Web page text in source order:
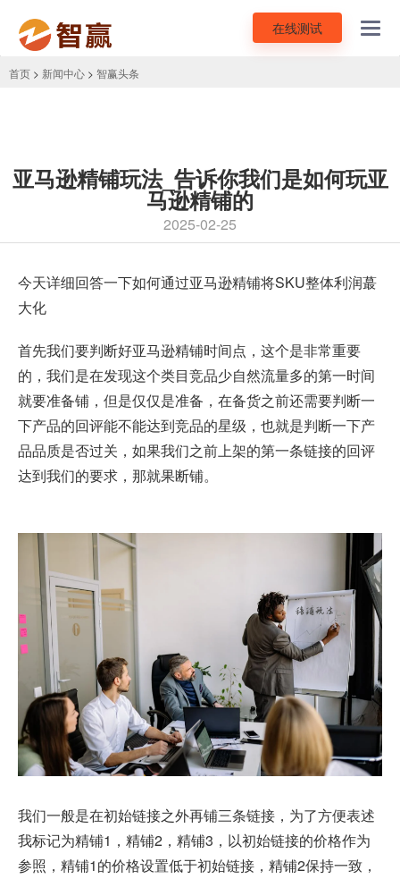
在线测试
首页 > 新闻中心 > 智赢头条
亚马逊精铺玩法_告诉你我们是如何玩亚
马逊精铺的
2025-02-25
今天详细回答一下如何通过亚马逊精铺将SKU整体利润蕞
大化
首先我们要判断好亚马逊精铺时间点，这个是非常重要
的，我们是在发现这个类目竞品少自然流量多的第一时间
就要准备铺，但是仅仅是准备，在备货之前还需要判断一
下产品的回评能不能达到竞品的星级，也就是判断一下产
品品质是否过关，如果我们之前上架的第一条链接的回评
达到我们的要求，那就果断铺。
我们一般是在初始链接之外再铺三条链接，为了方便表述
我标记为精铺1，精铺2，精铺3，以初始链接的价格作为
参照，精铺1的价格设置低于初始链接，精铺2保持一致，